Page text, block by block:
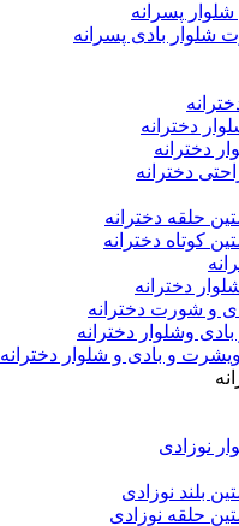
شلوار پسرانه
شلوار بادی پسرانه
دخترانه
دخترانه
دخترانه
حلقه دخترانه
کوتاه دخترانه
دخترانه
و شورت دخترانه
وشلوار دخترانه
و بادی و شلوار دخترانه
نوزادی
بلند نوزادی
حلقه نوزادی